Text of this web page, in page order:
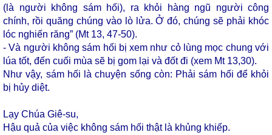
(là người không sám hối), ra khỏi hàng ngũ người công
chính, rồi quăng chúng vào lò lửa. Ở đó, chúng sẽ phải khóc
lóc nghiến răng” (Mt 13, 47-50).
- Và người không sám hối bị xem như cỏ lùng mọc chung với
lúa tốt, đến cuối mùa sẽ bị gom lại và đốt đi (xem Mt 13,30).
Như vậy, sám hối là chuyện sống còn: Phải sám hối để khỏi
bị hủy diệt.
Lạy Chúa Giê-su,
Hậu quả của việc không sám hối thật là khủng khiếp.